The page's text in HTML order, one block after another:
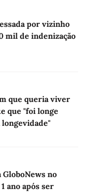
por vizinho
mil de indenização
que queria viver
que "foi longe
longevidade"
no
ano após ser